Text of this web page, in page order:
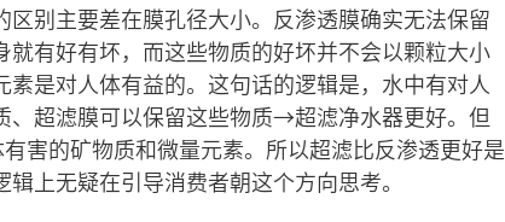
别主要差在膜孔径大小。反渗透膜确实无法保留
有好有坏，而这些物质的好坏并不会以颗粒大小
是对人体有益的。这句话的逻辑是，水中有对人
超滤膜可以保留这些物质→超滤净水器更好。但
害的矿物质和微量元素。所以超滤比反渗透更好是
上无疑在引导消费者朝这个方向思考。